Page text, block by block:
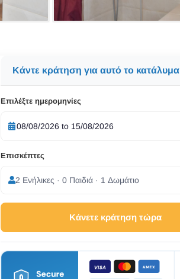
Κάντε κράτηση για αυτό το κατάλυμα
Επιλέξτε ημερομηνίες
Επισκέπτες
2 Ενήλικες · 0 Παιδιά · 1 Δωμάτιο
Κάνετε κράτηση τώρα